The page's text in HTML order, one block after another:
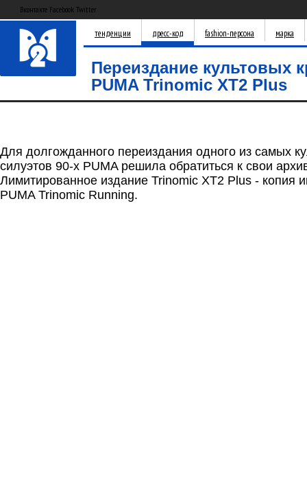
Вконтакте Facebook Twitter
тенденции дресс-код fashion-персона марка
Переиздание культовых
PUMA Trinomic XT2 Plus
Для долгожданного переиздания одного из самых
силуэтов 90-х PUMA решила обратиться к свои
Лимитированное издание Trinomic XT2 Plus - копия
PUMA Trinomic Running.